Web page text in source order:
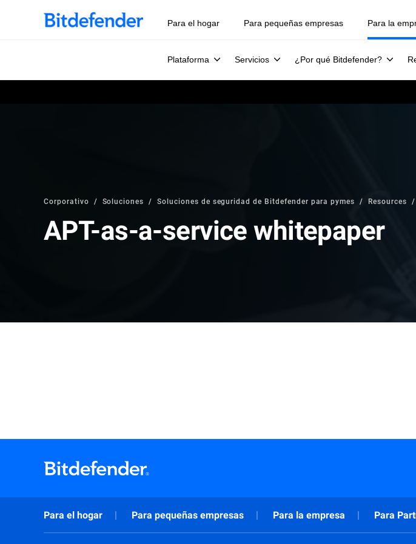
Para el hogar Para pequeñas empresas Para la
Plataforma Servicios ¿Por qué Bitdefender?
Corporativo Soluciones Soluciones de seguridad de Bitdefender para pymes Resources
APT-as-a-service whitepaper
Para el hogar Para pequeñas empresas Para la empresa Para